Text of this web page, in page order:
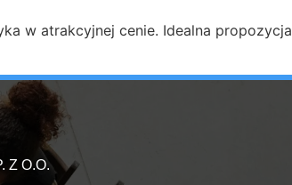
w atrakcyjnej cenie. Idealna propozycja
Z O.O.